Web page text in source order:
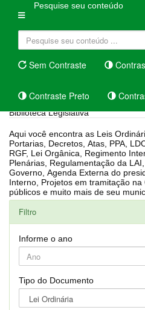
Pesquise seu conteúdo
Sem Contraste
Contraste Preto
Biblioteca Legislativa
Aqui você encontra as Leis Ordinárias, Leis
Portarias, Decretos, Atas, PPA, LDO, LOA,
RGF, Lei Orgânica, Regimento
Plenárias, Regulamentação da
Governo, Agenda Externa do presidente, Relatório do Controle
Interno, Projetos em tramitação na Câmara, Controle dos bens
públicos e muito mais de seu
Filtro
Informe o ano
Tipo do Documento